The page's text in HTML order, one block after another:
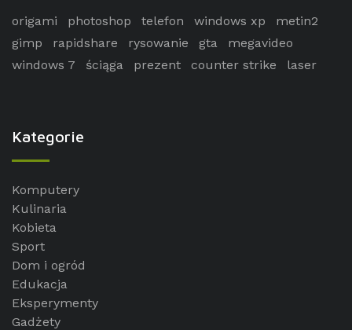
origami photoshop telefon windows xp
metin2
gimp
rapidshare rysowanie gta
megavideo
windows 7
ściąga prezent counter strike laser
Kategorie
Komputery
Kulinaria
Kobieta
Sport
Dom i ogród
Edukacja
Eksperymenty
Gadżety